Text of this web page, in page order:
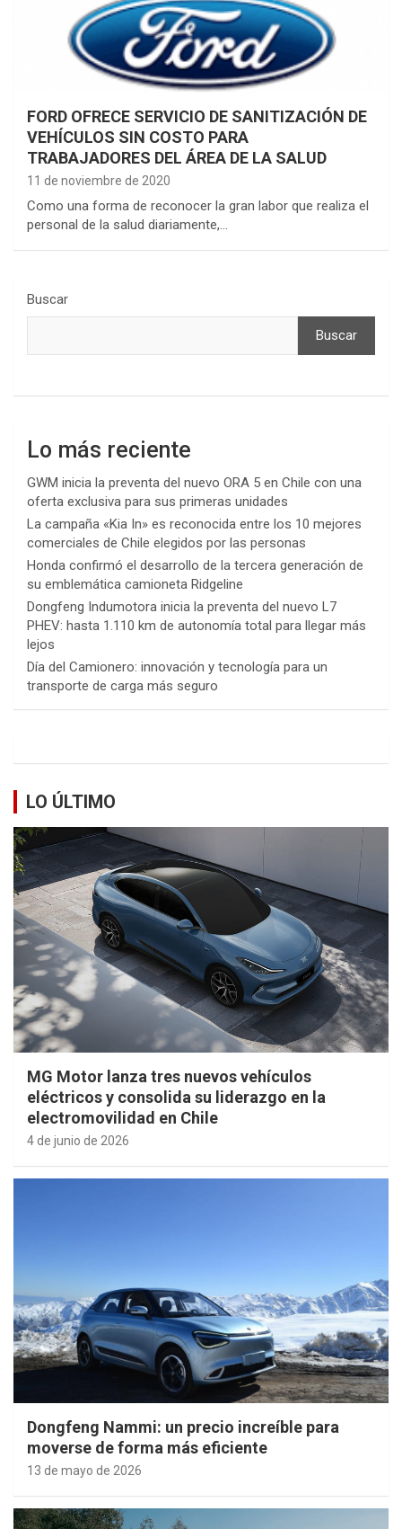
FORD OFRECE SERVICIO DE SANITIZACIÓN DE
VEHÍCULOS SIN COSTO PARA
TRABAJADORES DEL ÁREA DE LA SALUD
11 de noviembre de 2020
Como una forma de reconocer la gran labor que realiza el
personal de la salud diariamente,…
Buscar
Buscar
Lo más reciente
GWM inicia la preventa del nuevo ORA 5 en Chile con una
oferta exclusiva para sus primeras unidades
La campaña «Kia In» es reconocida entre los 10 mejores
comerciales de Chile elegidos por las personas
Honda confirmó el desarrollo de la tercera generación de
su emblemática camioneta Ridgeline
Dongfeng Indumotora inicia la preventa del nuevo L7
PHEV: hasta 1.110 km de autonomía total para llegar más
lejos
Día del Camionero: innovación y tecnología para un
transporte de carga más seguro
LO ÚLTIMO
MG Motor lanza tres nuevos vehículos
eléctricos y consolida su liderazgo en la
electromovilidad en Chile
4 de junio de 2026
Dongfeng Nammi: un precio increíble para
moverse de forma más eficiente
13 de mayo de 2026